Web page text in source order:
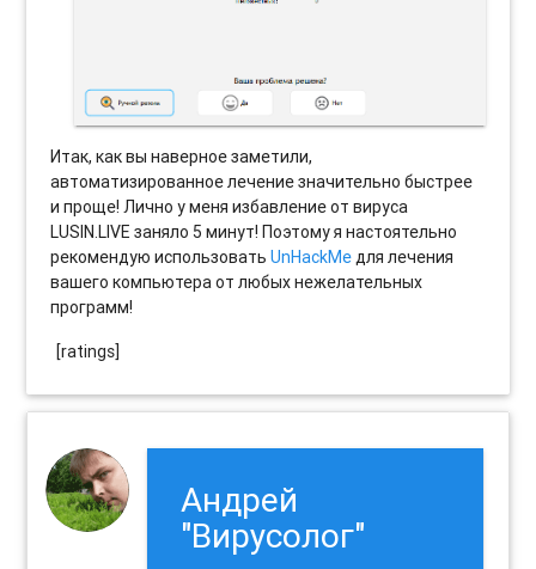
Итак, как вы наверное заметили,
автоматизированное лечение значительно быстрее
и проще! Лично у меня избавление от вируса
LUSIN.LIVE заняло 5 минут! Поэтому я настоятельно
рекомендую использоватьUnHackMeдля лечения
вашего компьютера от любых нежелательных
программ!
[ratings]
Андрей
"Вирусолог"